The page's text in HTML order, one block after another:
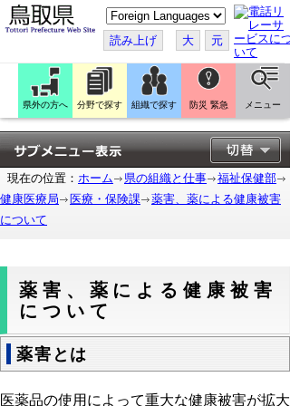
こ
の
ペ
ー
ジ
翻
訳
す
る
読み上げ 大 元
県外の方へ 分野で探す 組織で探す 防災 緊急 メニュー
現在の位置： ホーム 県の組織と仕事
福祉保健部
健康医療局
医療・保険課
薬害、薬による健康被害
について
薬害、薬による健康被害
について
薬害とは
医薬品の使用によって重大な健康被害が拡大